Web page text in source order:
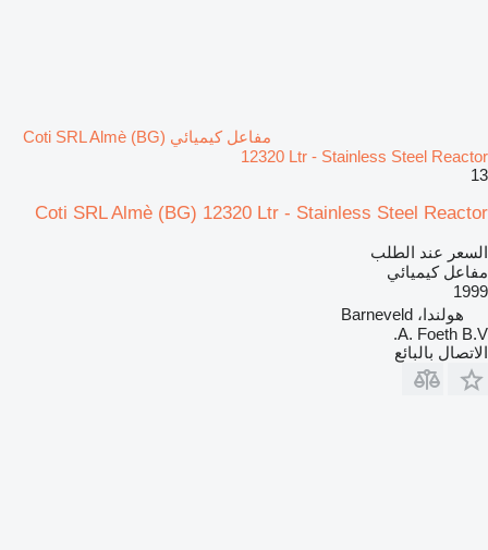
مفاعل كيميائي Coti SRL Almè (BG)
12320 Ltr - Stainless Steel Reactor
13
Coti SRL Almè (BG) 12320 Ltr - Stainless Steel Reactor
السعر عند الطلب
مفاعل كيميائي
1999
هولندا، Barneveld
A. Foeth B.V.
الاتصال بالبائع